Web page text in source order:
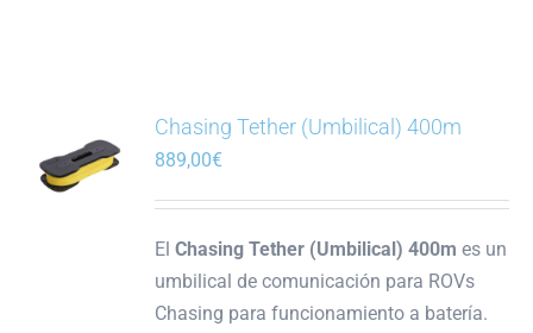
Chasing Tether (Umbilical) 400m
889,00€
ElChasing Tether (Umbilical) 400m es un
umbilical de comunicación para ROVs
Chasing para funcionamiento a batería.